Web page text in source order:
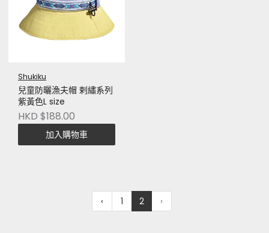
Shukiku
兒童防曬漁夫帽 剌繡系列
紫黃色L size
HKD $188.00
加入購物車
‹ 1 2 ›